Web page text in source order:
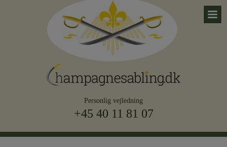
Personlig vejledning
+45 40 11 81 07